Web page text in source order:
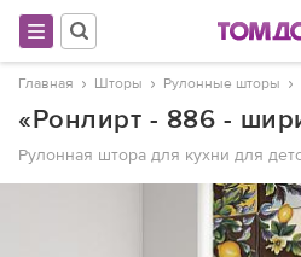
Главная Шторы Рулонные шторы
«Ронлирт - 886 -
Рулонная штора для кухни для